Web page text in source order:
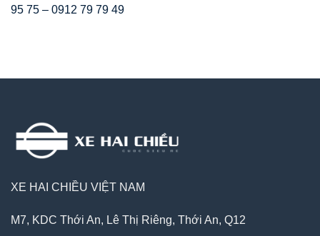
95 75 – 0912 79 79 49
XE HAI CHIỀU VIỆT NAM
M7, KDC Thới An, Lê Thị Riêng, Thới An, Q12